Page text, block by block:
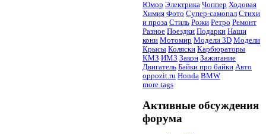
Юмор Электрика Чоппер Ходовая
Химия Фото Супер-самопал Стихи
и проза Стиль Рожи Ретро Ремонт
Разное Поездки Подарки Наши
кони Мотомир Модели 3D Модели
Крысы Коляски Карбюраторы
КМЗ ИМЗ Закон Зажигание
Двигатель Байки про байки Авто
oppozit.ru Honda BMW
more tags
Активные обсуждения
форума